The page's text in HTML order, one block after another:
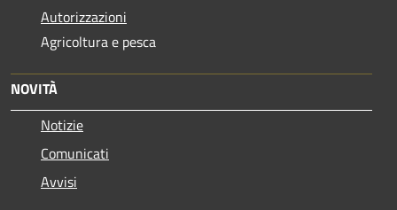
Autorizzazioni
Agricoltura e pesca
NOVITÀ
Notizie
Comunicati
Avvisi